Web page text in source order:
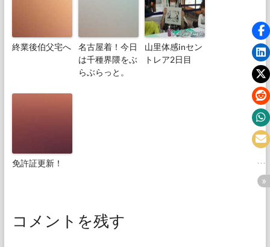
終業後伯父宅へ
名古屋着！今日
は千種界隈をぶ
らぶらっと。
山里体感inセン
トレア2日目
免許証更新！
コメントを残す